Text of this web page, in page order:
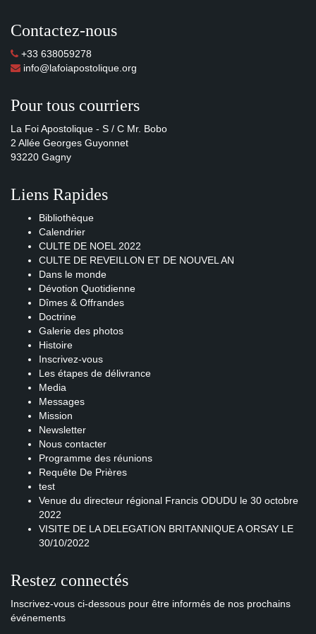
Contactez-nous
+33 638059278
info@lafoiapostolique.org
Pour tous courriers
La Foi Apostolique - S / C Mr. Bobo
2 Allée Georges Guyonnet
93220 Gagny
Liens Rapides
Bibliothèque
Calendrier
CULTE DE NOEL 2022
CULTE DE REVEILLON ET DE NOUVEL AN
Dans le monde
Dévotion Quotidienne
Dîmes & Offrandes
Doctrine
Galerie des photos
Histoire
Inscrivez-vous
Les étapes de délivrance
Media
Messages
Mission
Newsletter
Nous contacter
Programme des réunions
Requête De Prières
test
Venue du directeur régional Francis ODUDU le 30 octobre
2022
VISITE DE LA DELEGATION BRITANNIQUE A ORSAY LE
30/10/2022
Restez connectés
Inscrivez-vous ci-dessous pour être informés de nos prochains
événements